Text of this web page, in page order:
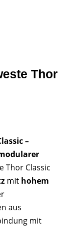
Thor
–
Thor Classic
mit hohem
aus
mit